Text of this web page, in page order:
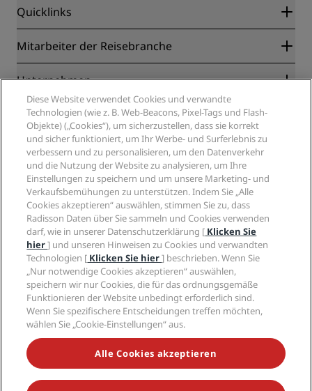
Quicklinks
Radisson Rewards
Blog
Neue und aufstrebende Hotels
Radisson Hotels APP
„Sports Approved“-Hotels
Familienfreundliche Hotels
Gesundheit & Sicherheit
Mitarbeiter der Reisebranche
Partner
Reisebüros
Unternehmen
Radisson Hotel Group
Medien
Karriere RHG
Karriere PPHE
Karrieren EHL
The Club by RHG
Entwicklungsmöglichkeiten
Responsible Business – Unser Engagement
Einkauf
Rechtliches
Privacy Centre
Rechtliche Hinweise
Radisson Rewards Geschäftsbedingungen
Website-Nutzungsvereinbarung
Digitale Barrierefreiheit
Moderne Sklaverei – Erklärung
Hilfe
Verbrauchermeldungen
Kontakt
FAQ
Inhaltsübersicht
Soziale Medien
Marken von Radisson Hotels
VERPASSEN SIE NIEMALS UNSERE BELIEBTESTEN
ANGEBOTE
Diese Website verwendet Cookies und verwandte
Technologien (wie z. B. Web-Beacons, Pixel-Tags und Flash-
Objekte) („Cookies“), um sicherzustellen, dass sie korrekt
und sicher funktioniert, um Ihr Werbe- und Surferlebnis zu
verbessern und zu personalisieren, um den Datenverkehr
und die Nutzung der Website zu analysieren, um Ihre
Einstellungen zu speichern und um unsere Marketing- und
Verkaufsbemühungen zu unterstützen. Indem Sie „Alle
Cookies akzeptieren“ auswählen, stimmen Sie zu, dass
Radisson Daten über Sie sammeln und Cookies verwenden
darf, wie in unserer Datenschutzerklärung [ Klicken Sie
hier] und unseren Hinweisen zu Cookies und verwandten
Technologien [ Klicken Sie hier] beschrieben. Wenn Sie
„Nur notwendige Cookies akzeptieren“ auswählen,
speichern wir nur Cookies, die für das ordnungsgemäße
Funktionieren der Website unbedingt erforderlich sind.
Wenn Sie spezifischere Entscheidungen treffen möchten,
wählen Sie „Cookie-Einstellungen“ aus.
Alle Cookies akzeptieren